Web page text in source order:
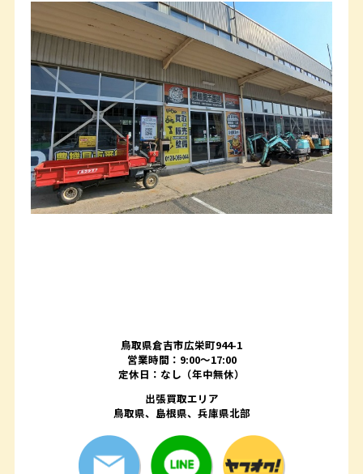
鳥取県倉吉市広栄町944-1
営業時間：9:00～17:00
定休日：なし（年中無休）
出張買取エリア
鳥取県、島根県、兵庫県北部